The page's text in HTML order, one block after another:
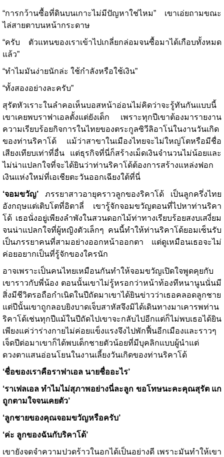
“การกว้านซื้อที่ดินบนเกาะไม่มีปัญหาใช่ไหม” เขาเอ่ยถามขณะ
ไล่สายตาบนหน้ากระดาษ
“ครับ ตัวแทนของเราเข้าไปเกลี่ยกล่อมจนซื้อมาได้เกือบทั้งหมด
แล้ว”
“ทำไมมันง่ายนักล่ะ ใช้กำลังหรือใช้เงิน”
“ทั้งสองอย่างละครับ”
สุรัตหัวเราะในลำคอเห็นบอสหน้าอ่อนไม่คิดว่าจะรู้ทันกันแบบนี้
เขาเคยพบราฟาเอลตั้งแต่ยังเด็ก เพราะทุกปีเขาต้องมารายงาน
ความเรียบร้อยกิจการในไทยของตระกูลซิวีลิอาโน่ในงานวันเกิด
ของท่านริคาโด้ แม้ว่าสาขาในเมืองไทยจะไม่ใหญ่โตหรือมีชื่อ
เสียงเทียบเท่าที่อื่น แต่ธุรกิจที่นี่ก็สร้างเม็ดเงินจำนวนไม่น้อยและ
ไม่น่าแปลกใจที่จะได้ยินว่าท่านริคาโด้ต้องการสร้างแหล่งฟอก
เงินแห่งใหม่ที่เอเชียตะวันออกเฉียงใต้ที่นี่
‘จอมขวัญ’ ภรรยาสาวอายุคราวลูกของริคาโด้ เป็นลูกครึ่งไทย
อังกฤษแต่เติบโตที่อิตาลี่ เขารู้จักจอมขวัญตอนที่ไปหาท่านริคา
โด้ เธอนั่งอยู่เพียงลำพังในสวนดอกไม้ท่าทางเรียบร้อยสงบเสงี่ยม
จนน่าแปลกใจที่ผู้หญิงตัวเล็กๆ คนนี้ทำให้ท่านริคาโด้ยอมเซ็นรับ
เป็นภรรยาคนที่สามอย่างออกหน้าออกตา แต่ดูเหมือนเธอจะไม่
ค่อยอยากเป็นที่รู้จักของใครนัก
อาจเพราะเป็นคนไทยเหมือนกันทำให้จอมขวัญเปิดใจพูดคุยกับ
เขาราวกับพี่น้อง ตอนนั้นเขาไม่รู้หรอกว่าหน้าท้องทีหนานูนนั่นมี
สิ่งมีชีวิตรอถือกำเนิดในปีถัดมาเขาได้ยินข่าวว่าเธอคลอดลูกชาย
แต่ปีนั้นเขาถูกลอบยิงบาดเจ็บสาหัสจึงมิได้เดินทางมาเคารพท่าน
ริคาโด้เช่นทุกปีแม้ในปีถัดไปเขาจะกลับไปอีกแต่ก็ไม่พบเธอได้ยิน
เพียงแค่ว่าร่างกายไม่ค่อยแข็งแรงจึงไปพักฟื้นอีกเมืองและราวๆ
เจ็ดปีต่อมาเขาก็ได้พบเด็กชายตัวน้อยที่มีบุคลิกแบบผู้นำแต่
ดวงตาแสนอ่อนโยนในงานเลี้ยงวันเกิดของท่านริคาโด้
‘ชื่อของเราคือราฟาเอล นายชื่ออะไร’
‘ราเฟลเอล ทำไมไม่สุภาพอย่างนี่ละลูก ขอโทษนะคะคุณสุรัต แก
ถูกตามใจจนเคยตัว’
‘ลูกชายของคุณจอมขวัญหรือครับ’
‘ค่ะ ลูกของฉันกับริคาโด้’
เขายังจดจำความปวดร้าวในอกได้เป็นอย่างดี เพราะมันทำให้เขา